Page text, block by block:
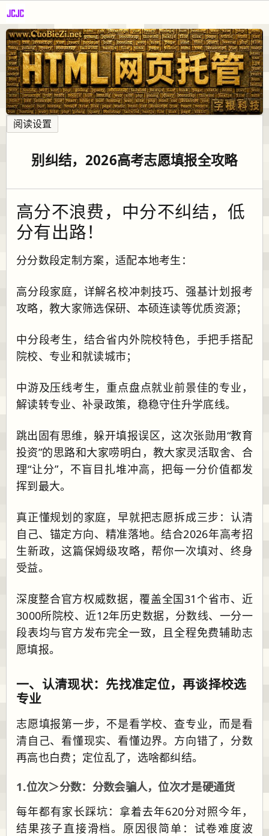
阅读设置
别纠结，2026高考志愿填报全攻略
高分不浪费，中分不纠结，低
分有出路！
分分数段定制方案，适配本地考生：
高分段家庭，详解名校冲刺技巧、强基计划报考
攻略，教大家筛选保研、本硕连读等优质资源；
中分段考生，结合省内外院校特色，手把手搭配
院校、专业和就读城市；
中游及压线考生，重点盘点就业前景佳的专业，
解读转专业、补录政策，稳稳守住升学底线。
跳出固有思维，躲开填报误区，这次张勋用“教育
投资”的思路和大家唠明白，教大家灵活取舍、合
理“让分”，不盲目扎堆冲高，把每一分价值都发
挥到最大。
真正懂规划的家庭，早就把志愿拆成三步：认清
自己、锚定方向、精准落地。结合2026年高考招
生新政，这篇保姆级攻略，帮你一次填对、终身
受益。
深度整合官方权威数据，覆盖全国31个省市、近
3000所院校、近12年历史数据，分数线、一分一
段表均与官方发布完全一致，且全程免费辅助志
愿填报。
一、认清现状：先找准定位，再谈择校选
专业
志愿填报第一步，不是看学校、查专业，而是看
清自己、看懂现实、看懂边界。方向错了，分数
再高也白费；定位乱了，选啥都纠结。
1.位次＞分数：分数会骗人，位次才是硬通货
每年都有家长踩坑：拿着去年620分对照今年，
结果孩子直接滑档。原因很简单：试卷难度波